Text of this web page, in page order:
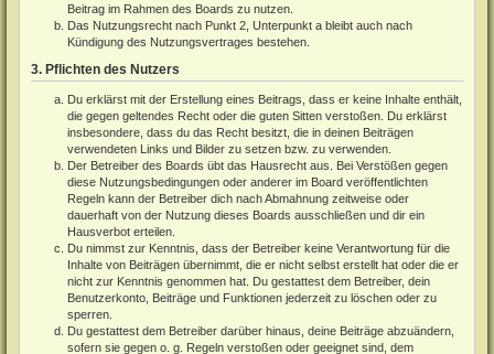
Beitrag im Rahmen des Boards zu nutzen.
Das Nutzungsrecht nach Punkt 2, Unterpunkt a bleibt auch nach
Kündigung des Nutzungsvertrages bestehen.
3. Pflichten des Nutzers
Du erklärst mit der Erstellung eines Beitrags, dass er keine Inhalte enthält,
die gegen geltendes Recht oder die guten Sitten verstoßen. Du erklärst
insbesondere, dass du das Recht besitzt, die in deinen Beiträgen
verwendeten Links und Bilder zu setzen bzw. zu verwenden.
Der Betreiber des Boards übt das Hausrecht aus. Bei Verstößen gegen
diese Nutzungsbedingungen oder anderer im Board veröffentlichten
Regeln kann der Betreiber dich nach Abmahnung zeitweise oder
dauerhaft von der Nutzung dieses Boards ausschließen und dir ein
Hausverbot erteilen.
Du nimmst zur Kenntnis, dass der Betreiber keine Verantwortung für die
Inhalte von Beiträgen übernimmt, die er nicht selbst erstellt hat oder die er
nicht zur Kenntnis genommen hat. Du gestattest dem Betreiber, dein
Benutzerkonto, Beiträge und Funktionen jederzeit zu löschen oder zu
sperren.
Du gestattest dem Betreiber darüber hinaus, deine Beiträge abzuändern,
sofern sie gegen o. g. Regeln verstoßen oder geeignet sind, dem